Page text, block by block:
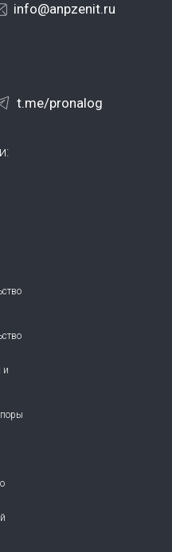
info@anpzenit.ru
t.me/pronalog
и